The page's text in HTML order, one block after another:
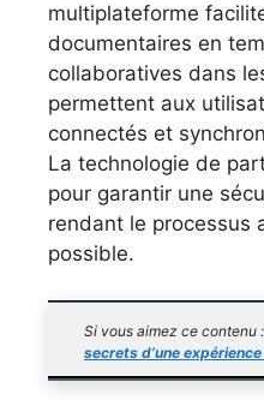
multiplateforme
documentaires en
collaboratives dans
permettent aux
connectés et
La technologie de
pour garantir une
rendant le processus
possible.
Si vous aimez ce contenu :
secrets d’une